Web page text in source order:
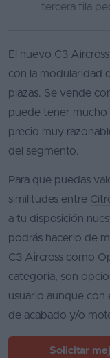
tercera fila
El nuevo C3
con la modularidad
plazas. Se vende
puede tener mucho
precio muy
del segmento.
Para que puedas
similitudes entre
a tu disposición
podrás hacerlo de
C3 Aircross como
categoría, son
usuario aunque con
de acabado y/o
Solicitar